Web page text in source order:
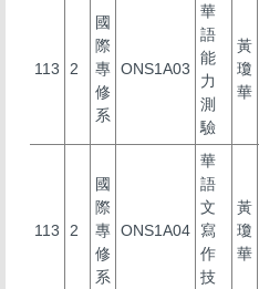
113 2
國
際
專
修
系
ONS1A03
華
語
能
力
測
驗
黃
瓊
華
113 2
國
際
專
修
系
ONS1A04
華
語
文
寫
作
技
黃
瓊
華